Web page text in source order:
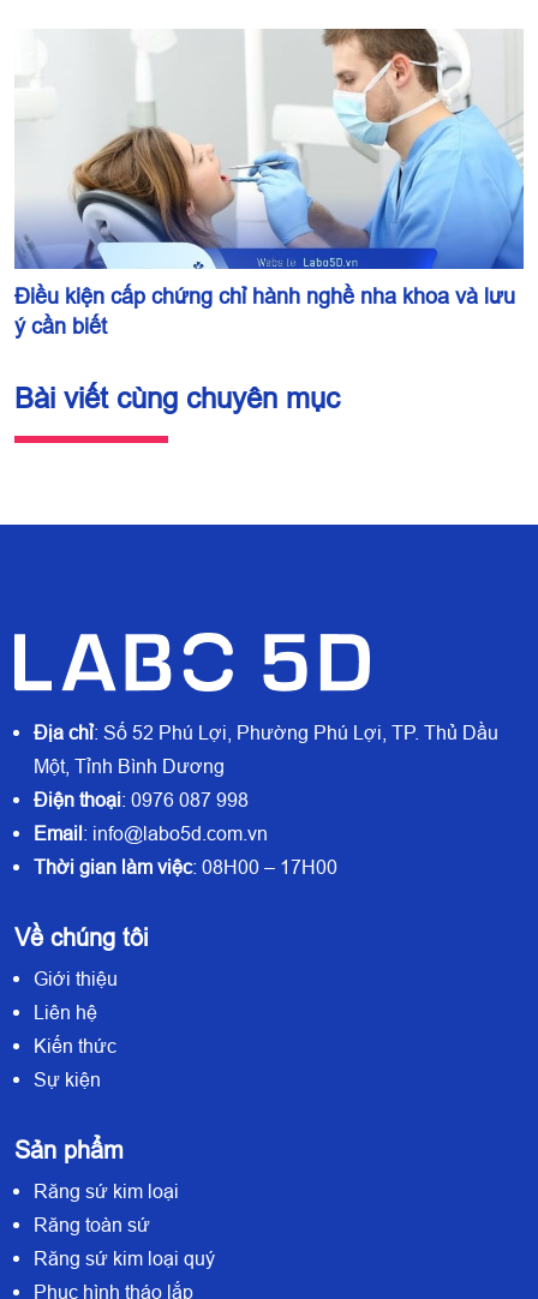
Điều kiện cấp chứng chỉ hành nghề nha khoa và lưu
ý cần biết
Bài viết cùng chuyên mục
Địa chỉ: Số 52 Phú Lợi, Phường Phú Lợi, TP. Thủ Dầu
Một, Tỉnh Bình Dương
Điện thoại: 0976 087 998
Email: info@labo5d.com.vn
Thời gian làm việc: 08H00 – 17H00
Về chúng tôi
Giới thiệu
Liên hệ
Kiến thức
Sự kiện
Sản phẩm
Răng sứ kim loại
Răng toàn sứ
Răng sứ kim loại quý
Phục hình tháo lắp